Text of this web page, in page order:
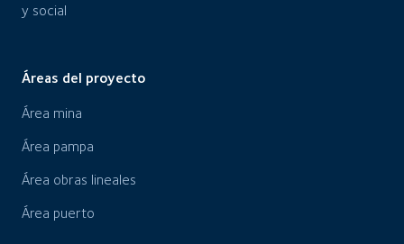
y social
Áreas del proyecto
Área mina
Área pampa
Área obras lineales
Área puerto